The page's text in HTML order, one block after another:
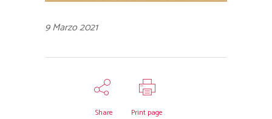
9 Marzo 2021
Share Print page